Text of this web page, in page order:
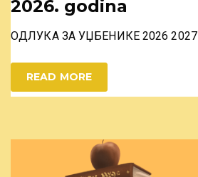
2026. godina
ОДЛУКА ЗА УЏБЕНИКЕ 2026 2027
READ MORE